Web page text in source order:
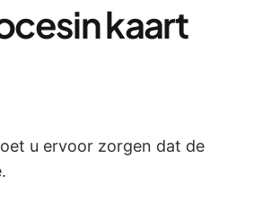
kaart
u ervoor zorgen dat de